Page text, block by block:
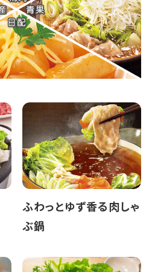
ふわっとゆず香る肉しゃ
ぶ鍋